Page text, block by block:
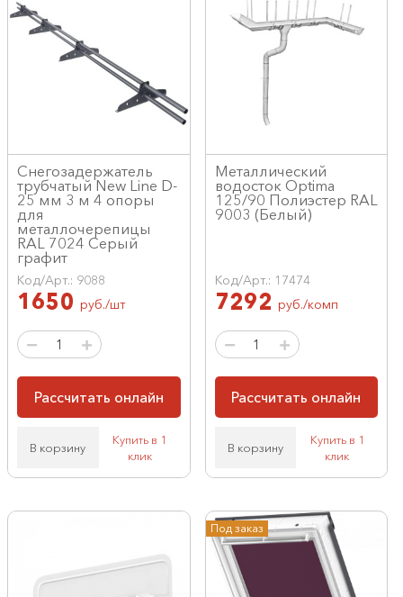
Снегозадержатель
трубчатый New Line D-
25 мм 3 м 4 опоры
для
металлочерепицы
RAL 7024 Серый
графит
Код/Арт.: 9088
1650 руб./шт
Рассчитать онлайн
В корзину
Купить в 1
клик
Металлический
водосток Optima
125/90 Полиэстер RAL
9003 (Белый)
Код/Арт.: 17474
7292 руб./комп
Рассчитать онлайн
В корзину
Купить в 1
клик
Под заказ